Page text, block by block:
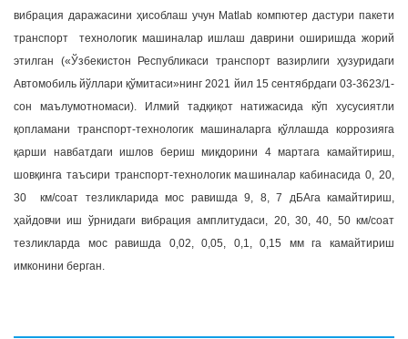
вибрация даражасини ҳисоблаш учун Matlab компютер дастури пакети
транспорт технологик машиналар ишлаш даврини оширишда жорий
этилган («Ўзбекистон Республикаси транспорт вазирлиги ҳузуридаги
Автомобиль йўллари қўмитаси»нинг 2021 йил 15 сентябрдаги 03-3623/1-
сон маълумотномаси). Илмий тадқиқот натижасида кўп хусусиятли
қопламани транспорт-технологик машиналарга қўллашда коррозияга
қарши навбатдаги ишлов бериш миқдорини 4 мартага камайтириш,
шовқинга таъсири транспорт-технологик машиналар кабинасида 0, 20,
30 км/соат тезликларида мос равишда 9, 8, 7 дБАга камайтириш,
ҳайдовчи иш ўрнидаги вибрация амплитудаси, 20, 30, 40, 50 км/соат
тезликларда мос равишда 0,02, 0,05, 0,1, 0,15 мм га камайтириш
имконини берган.